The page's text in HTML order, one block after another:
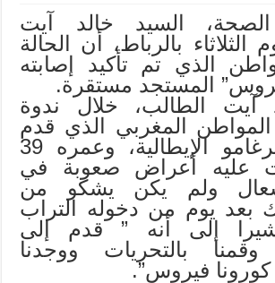
السيد خالد آيت
الثلاثاء بالرباط، أن الحالة
الذي تم تأكيد إصابته
المستجد مستقرة.
آيت الطالب، خلال ندوة
المغربي الذي قدم
من مدينة برغامو الإيطالية، وعمره 39
عليه أعراض صعوبة في
ولم يكن يشكو من
بعد يوم من دخوله التراب
إلى أنه ” قدم إلى
بالتحريات ووجدنا
فيروس”.